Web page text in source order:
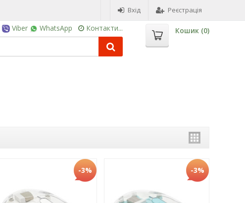
Вхід Реєстрація
Viber WhatsApp Контакти... Кошик (0)
-3% -3%